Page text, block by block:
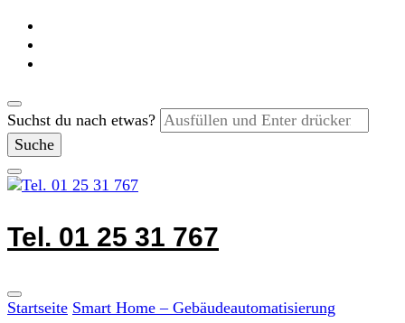
Suchst du nach etwas?
Tel. 01 25 31 767
Startseite Smart Home – Gebäudeautomatisierung